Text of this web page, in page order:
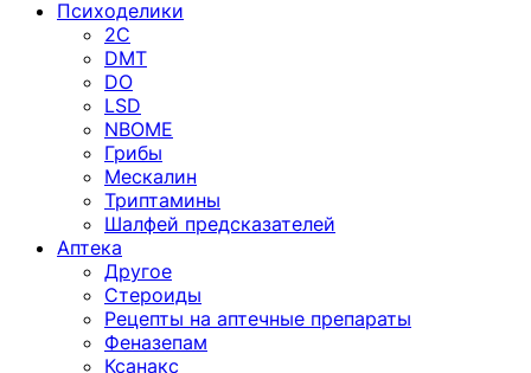
Психоделики
2C
DMT
DO
LSD
NBOME
Грибы
Мескалин
Триптамины
Шалфей предсказателей
Аптека
Другое
Стероиды
Рецепты на аптечные препараты
Феназепам
Ксанакс